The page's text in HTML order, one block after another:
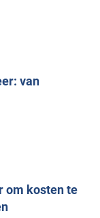
van
om kosten te